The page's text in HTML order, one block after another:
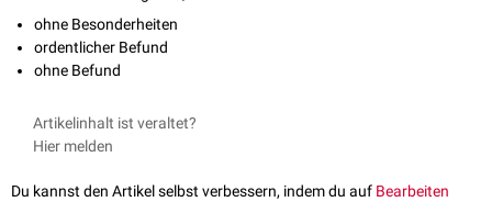
ohne Besonderheiten
ordentlicher Befund
ohne Befund
Artikelinhalt ist veraltet?
Hier melden
Du kannst den Artikel selbst verbessern, indem du auf Bearbeiten